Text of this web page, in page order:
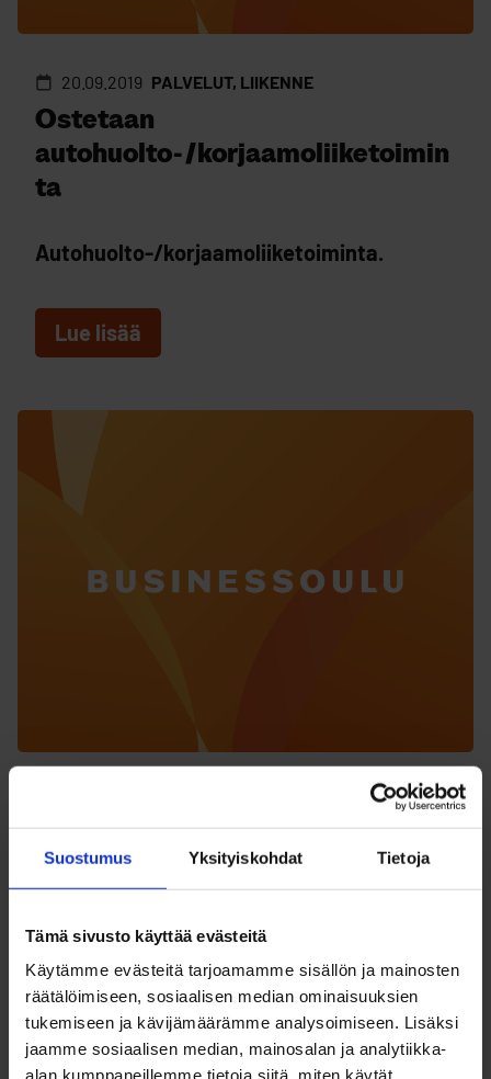
Suostumus Yksityiskohdat Tietoja
Tämä sivusto käyttää evästeitä
Käytämme evästeitä tarjoamamme sisällön ja mainosten
räätälöimiseen, sosiaalisen median ominaisuuksien
tukemiseen ja kävijämäärämme analysoimiseen. Lisäksi
jaamme sosiaalisen median, mainosalan ja analytiikka-
alan kumppaneillemme tietoja siitä, miten käytät
20.09.2019 PALVELUT, LIIKENNE
Ostetaan
autohuolto-/korjaamoliiketoimin
ta
Autohuolto-/korjaamoliiketoiminta.
Lue lisää
Oulun alueelta.Yrityksen koolla ei ole väliä.
Lue lisää